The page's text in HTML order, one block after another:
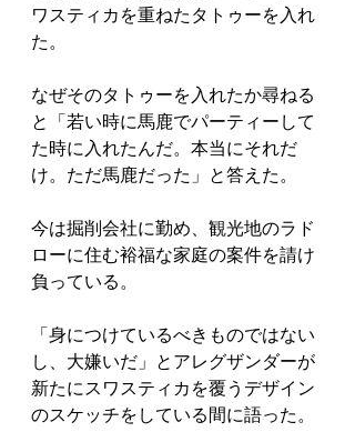
ワスティカを重ねたタトゥーを入れ
た。
なぜそのタトゥーを入れたか尋ねる
と「若い時に馬鹿でパーティーして
た時に入れたんだ。本当にそれだ
け。ただ馬鹿だった」と答えた。
今は掘削会社に勤め、観光地のラド
ローに住む裕福な家庭の案件を請け
負っている。
「身につけているべきものではない
し、大嫌いだ」とアレグザンダーが
新たにスワスティカを覆うデザイン
のスケッチをしている間に語った。